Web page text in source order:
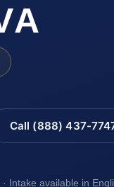
Call (888) 437-
Intake available in